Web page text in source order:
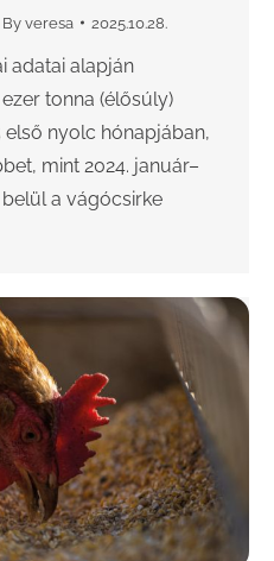
By veresa 2025.10.28.
adatai alapján
tonna (élősúly)
nyolc hónapjában,
mint 2024. január–
a vágócsirke